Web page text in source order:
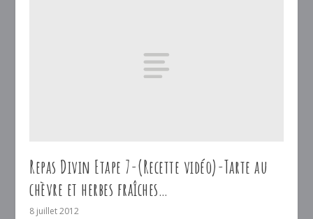
Repas Divin Etape 7-(Recette vidéo)-Tarte au
chèvre et herbes fraîches…
8 juillet 2012